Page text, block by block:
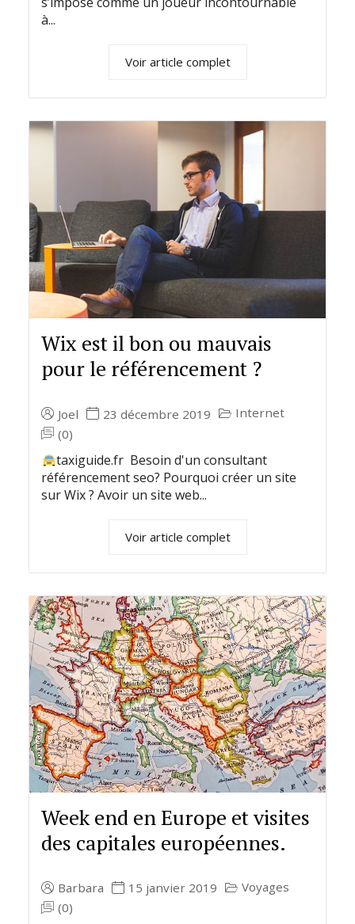
à...
Voir article complet
Wix est il bon ou mauvais
pour le référencement ?
Joel 23 décembre 2019
Internet
(0)
taxiguide.fr Besoin d'un consultant
référencement seo? Pourquoi créer un site
sur Wix ? Avoir un site web...
Voir article complet
Week end en Europe et visites
des capitales européennes.
Barbara 15 janvier 2019
Voyages
(0)